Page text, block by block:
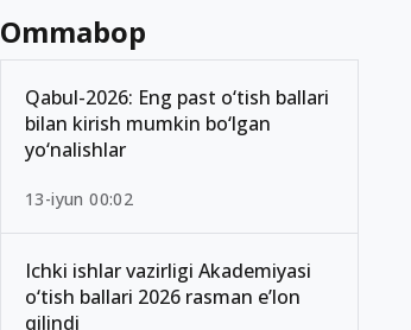
Ommabop
Qabul-2026: Eng past o‘tish ballari
bilan kirish mumkin bo‘lgan
yo‘nalishlar
13-iyun 00:02
Ichki ishlar vazirligi Akademiyasi
o‘tish ballari 2026 rasman e’lon
qilindi